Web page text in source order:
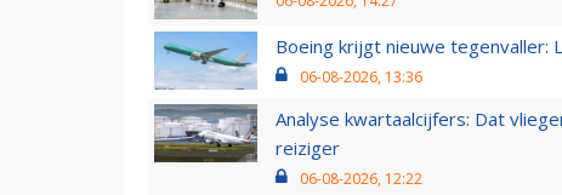
Boeing krijgt nieuwe tegenvaller:
06-08-2026, 13:36
Analyse kwartaalcijfers: Dat
reiziger
06-08-2026, 12:22